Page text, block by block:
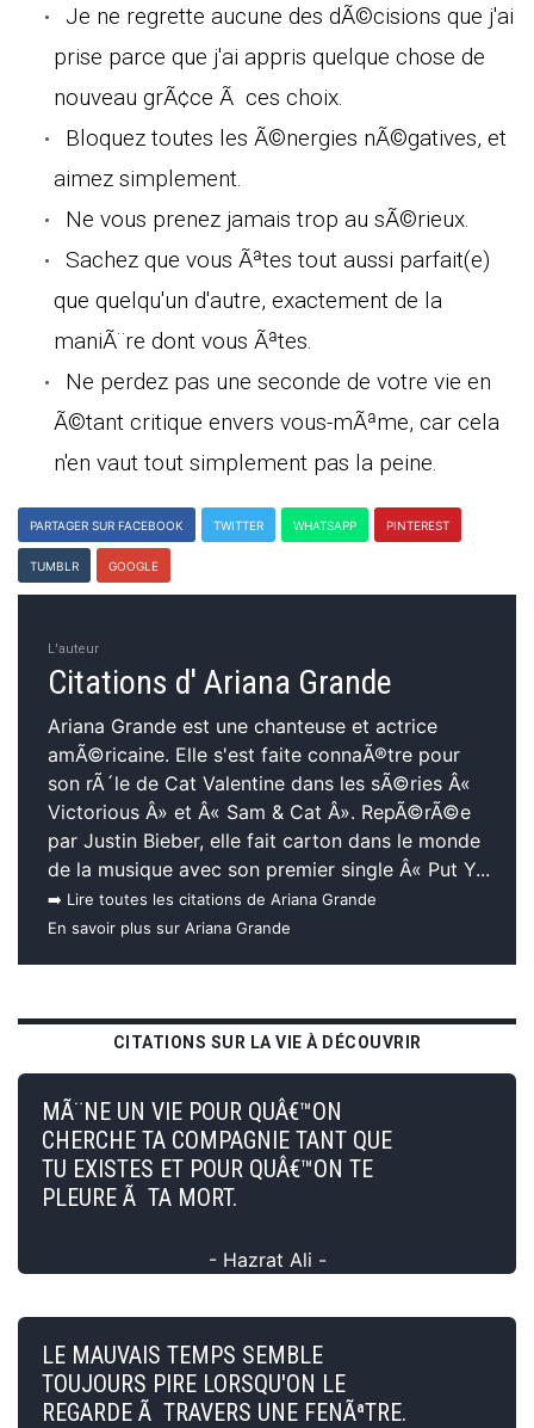
Je ne regrette aucune des dÃ©cisions que j'ai
prise parce que j'ai appris quelque chose de
nouveau grÃ¢ce Ã ces choix.
Bloquez toutes les Ã©nergies nÃ©gatives, et
aimez simplement.
Ne vous prenez jamais trop au sÃ©rieux.
Sachez que vous Ãªtes tout aussi parfait(e)
que quelqu'un d'autre, exactement de la
maniÃ¨re dont vous Ãªtes.
Ne perdez pas une seconde de votre vie en
Ã©tant critique envers vous-mÃªme, car cela
n'en vaut tout simplement pas la peine.
PARTAGER SUR FACEBOOK TWITTER WHATSAPP PINTEREST
TUMBLR GOOGLE
L'auteur
Citations d' Ariana Grande
Ariana Grande est une chanteuse et actrice
amÃ©ricaine. Elle s'est faite connaÃ®tre pour
son rÃ´le de Cat Valentine dans les sÃ©ries Â«
Victorious Â» et Â« Sam & Cat Â». RepÃ©rÃ©e
par Justin Bieber, elle fait carton dans le monde
de la musique avec son premier single Â« Put Y...
➡️ Lire toutes les citations de Ariana Grande
En savoir plus sur Ariana Grande
CITATIONS SUR LA VIE À DÉCOUVRIR
MÃ¨NE UN VIE POUR QUÂ€™ON
CHERCHE TA COMPAGNIE TANT QUE
TU EXISTES ET POUR QUÂ€™ON TE
PLEURE Ã TA MORT.
- Hazrat Ali -
LE MAUVAIS TEMPS SEMBLE
TOUJOURS PIRE LORSQU'ON LE
REGARDE Ã TRAVERS UNE FENÃªTRE.